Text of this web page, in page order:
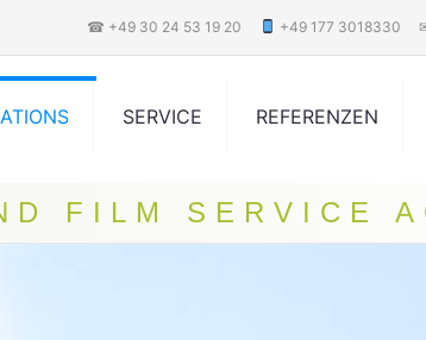
☎ +49 30 24 53 19 20 +49 177 3018330
SERVICE REFERENZEN
FILM SERVICE